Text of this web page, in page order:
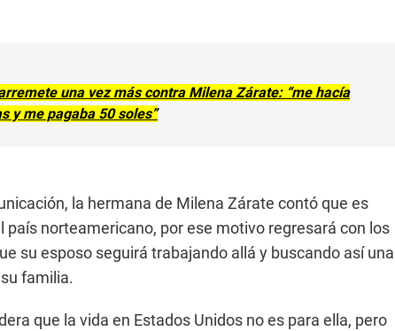
una vez más contra Milena Zárate: “me hacía
y me pagaba 50 soles”
la hermana de Milena Zárate contó que es
país norteamericano, por ese motivo regresará con los
su esposo seguirá trabajando allá y buscando así una
familia.
que la vida en Estados Unidos no es para ella, pero